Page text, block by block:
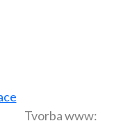
Tvorba www: